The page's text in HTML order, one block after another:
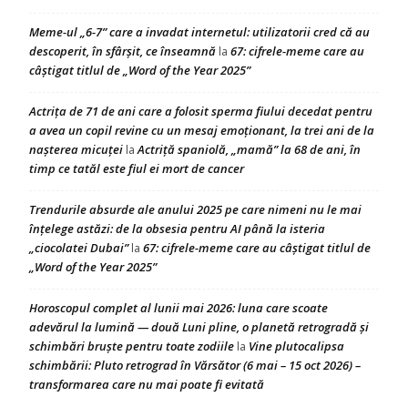
Meme-ul „6-7” care a invadat internetul: utilizatorii cred că au
descoperit, în sfârșit, ce înseamnă la 67: cifrele-meme care au
câștigat titlul de „Word of the Year 2025”
Actrița de 71 de ani care a folosit sperma fiului decedat pentru
a avea un copil revine cu un mesaj emoționant, la trei ani de la
nașterea micuței laActriță spaniolă, „mamă” la 68 de ani, în
timp ce tatăl este fiul ei mort de cancer
Trendurile absurde ale anului 2025 pe care nimeni nu le mai
înțelege astăzi: de la obsesia pentru AI până la isteria
„ciocolatei Dubai”la 67: cifrele-meme care au câștigat titlul de
„Word of the Year 2025”
Horoscopul complet al lunii mai 2026: luna care scoate
adevărul la lumină — două Luni pline, o planetă retrogradă și
schimbări bruște pentru toate zodiile la Vine plutocalipsa
schimbării: Pluto retrograd în Vărsător (6 mai – 15 oct 2026) –
transformarea care nu mai poate fi evitată